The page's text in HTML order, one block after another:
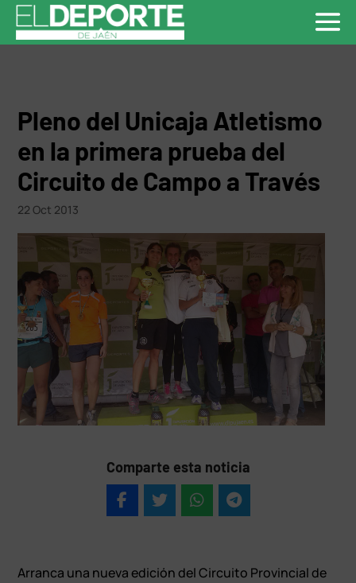
Pleno del Unicaja Atletismo
en la primera prueba del
Circuito de Campo a Través
22 Oct 2013
Comparte esta noticia
Arranca una nueva edición del Circuito Provincial de